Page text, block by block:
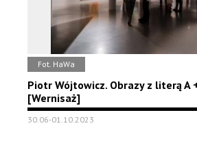
Fot. HaWa
Piotr Wójtowicz. Obrazy z literą A
[Wernisaż]
30.06-01.10.2023